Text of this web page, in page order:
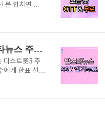
합치면 역시
방사수 못해
지 그냥 이용
니다. 미스트
두 있습니다.
사의 마음으
. 즉, 7개월 요
미스트롯3 투표하기 - 탑스타뉴스 주간 인기투표
미스트롯3 주
에게 한표 선사
정서주, 4
건 마감됩니